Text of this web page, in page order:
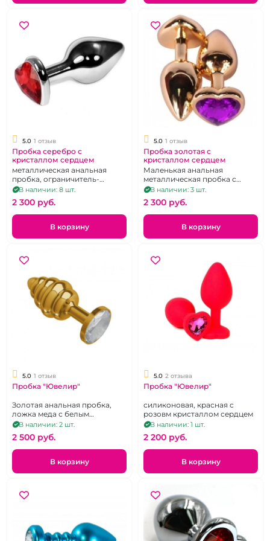
5.0 1 отзыв
Пробка серебро с
кристаллом сердцем
металлическая анальная
пробка, ограничитель-
сердечко, размер S
В наличии: 8 шт.
2 300 pуб.
В корзину
5.0 1 отзыв
Пробка золотая с
кристаллом сердцем
Маленькая анальная
металлическая пробка с
золотым покрытием и с
кристаллом в форме сердца
В наличии: 3 шт.
2 300 pуб.
В корзину
5.0 1 отзыв
Пробка "Ювелир"
Золотая анальная пробка,
ложка меда с белым
кристаллом
В наличии: 2 шт.
2 500 pуб.
В корзину
5.0 2 отзыва
Пробка "Ювелир"
силиконовая, красная с
розовм кристаллом сердцем
В наличии: 1 шт.
2 200 pуб.
В корзину